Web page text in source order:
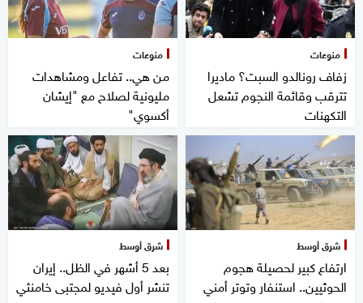
منوعات
زفاف رونالدو السبت؟ ماديرا
تترقب وقائمة النجوم تشعل
التكهنات
منوعات
من هي.. تفاعل ومشاهدات
مليونية لصلاح مع "إيشان
أكسوي"
شرق أوسط
ارتفاع كبير لحصيلة هجوم
الحوثيين.. استنفار وتوتر أمني
شرق أوسط
بعد 5 أشهر في الظل.. إيران
تنشر أول فيديو لمجتبى خامنئي